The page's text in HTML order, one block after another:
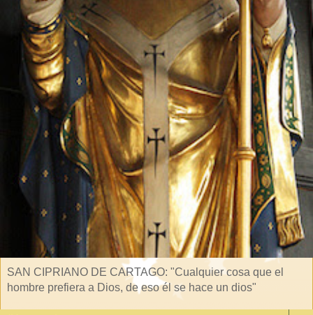
SAN CIPRIANO DE CARTAGO: "Cualquier cosa que el
hombre prefiera a Dios, de eso él se hace un dios"